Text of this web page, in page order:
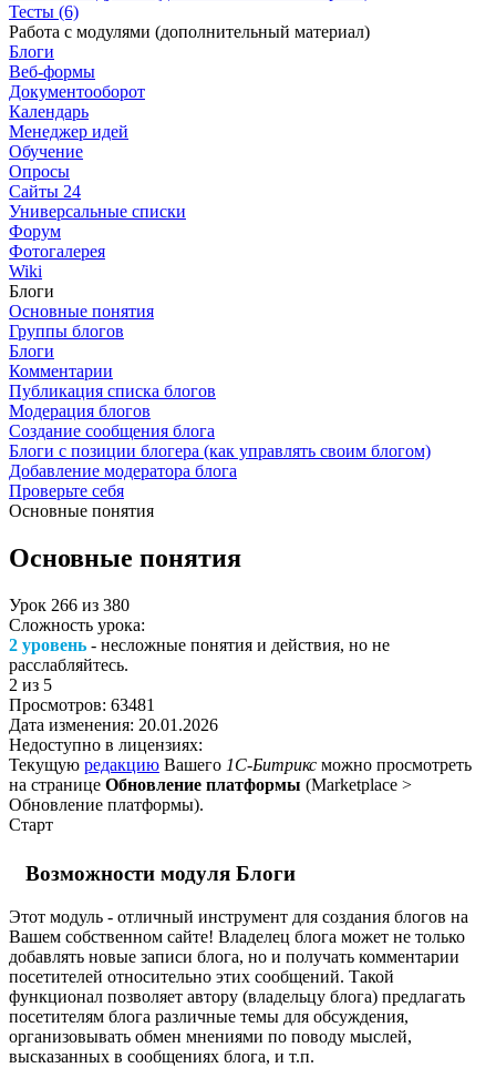
Тесты (6)
Работа с модулями (дополнительный материал)
Блоги
Веб-формы
Документооборот
Календарь
Менеджер идей
Обучение
Опросы
Сайты 24
Универсальные списки
Форум
Фотогалерея
Wiki
Блоги
Основные понятия
Группы блогов
Блоги
Комментарии
Публикация списка блогов
Модерация блогов
Создание сообщения блога
Блоги с позиции блогера (как управлять своим блогом)
Добавление модератора блога
Проверьте себя
Основные понятия
Основные понятия
Урок 266 из 380
Сложность урока:
2 уровень - несложные понятия и действия, но не
расслабляйтесь.
2 из 5
Просмотров: 63481
Дата изменения: 20.01.2026
Недоступно в лицензиях:
Текущую редакцию Вашего 1С-Битрикс можно просмотреть
на странице Обновление платформы (Marketplace >
Обновление платформы).
Старт
Возможности модуля Блоги
Этот модуль - отличный инструмент для создания блогов на
Вашем собственном сайте! Владелец блога может не только
добавлять новые записи блога, но и получать комментарии
посетителей относительно этих сообщений. Такой
функционал позволяет автору (владельцу блога) предлагать
посетителям блога различные темы для обсуждения,
организовывать обмен мнениями по поводу мыслей,
высказанных в сообщениях блога, и т.п.